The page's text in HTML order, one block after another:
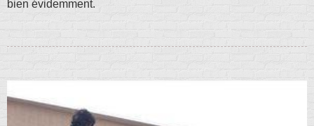
bien évidemment.